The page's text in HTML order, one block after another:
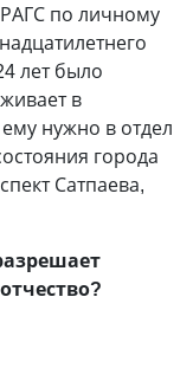
по личному
лет было
в
нужно в отдел
города
Сатпаева,